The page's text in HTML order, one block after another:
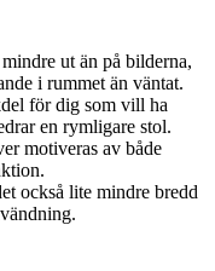
ut än på bilderna,
i rummet än väntat.
för dig som vill ha
en rymligare stol.
motiveras av både
också lite mindre bredd